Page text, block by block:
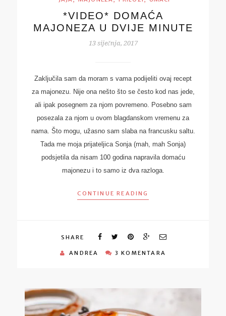
*VIDEO* DOMAĆA
MAJONEZA U DVIJE MINUTE
13 siječnja, 2017
Zaključila sam da moram s vama podijeliti ovaj recept
za majonezu. Nije ona nešto što se često kod nas jede,
ali ipak posegnem za njom povremeno. Posebno sam
posezala za njom u ovom blagdanskom vremenu za
nama. Što mogu, užasno sam slaba na francusku saltu.
Tada me moja prijateljica Sonja (mah, mah Sonja)
podsjetila da nisam 100 godina napravila domaću
majonezu i to samo iz dva razloga.
CONTINUE READING
SHARE
ANDREA 3 KOMENTARA